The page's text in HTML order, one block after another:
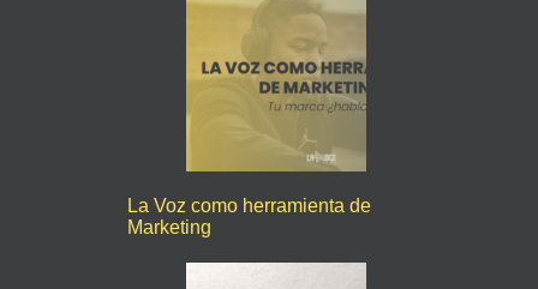
La Voz como herramienta de
Marketing